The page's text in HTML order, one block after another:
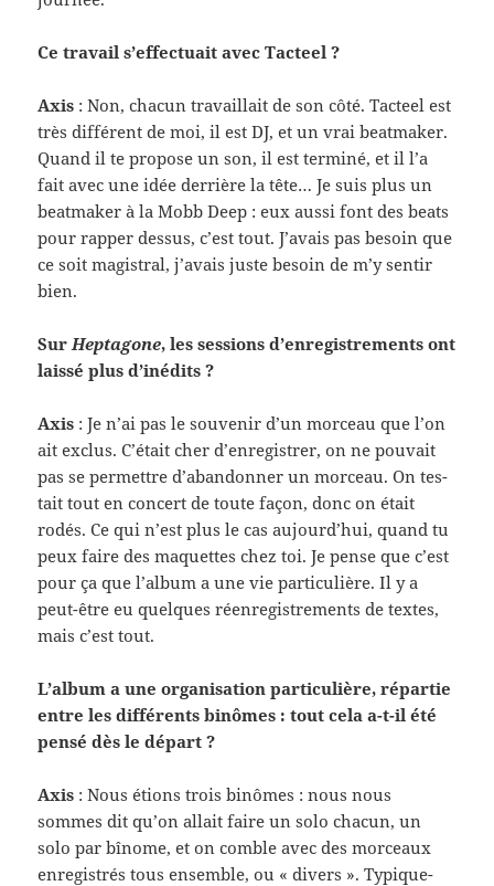
Ce tra­vail s’effectuait avec Tacteel ?
Axis : Non, cha­cun tra­vail­lait de son côté. Tacteel est
très dif­férent de moi, il est DJ, et un vrai beat­maker.
Quand il te pro­pose un son, il est ter­miné, et il l’a
fait avec une idée der­rière la tête… Je suis plus un
beat­maker à la Mobb Deep : eux aussi font des beats
pour rap­per dessus, c’est tout. J’avais pas besoin que
ce soit magis­tral, j’avais juste besoin de m’y sen­tir
bien.
Sur Hep­tagone, les ses­sions d’enregistrements ont
laissé plus d’inédits ?
Axis : Je n’ai pas le sou­venir d’un morceau que l’on
ait exclus. C’était cher d’enregistrer, on ne pou­vait
pas se per­me­t­tre d’abandonner un morceau. On tes­
tait tout en con­cert de toute façon, donc on était
rodés. Ce qui n’est plus le cas aujourd’hui, quand tu
peux faire des maque­ttes chez toi. Je pense que c’est
pour ça que l’album a une vie par­ti­c­ulière. Il y a
peut-​être eu quelques réen­reg­istrements de textes,
mais c’est tout.
L’album a une organ­i­sa­tion par­ti­c­ulière, répar­tie
entre les dif­férents binômes : tout cela a-​t-​il été
pensé dès le départ ?
Axis : Nous étions trois binômes : nous nous
sommes dit qu’on allait faire un solo cha­cun, un
solo par bînome, et on comble avec des morceaux
enreg­istrés tous ensem­ble, ou « divers ». Typ­ique­